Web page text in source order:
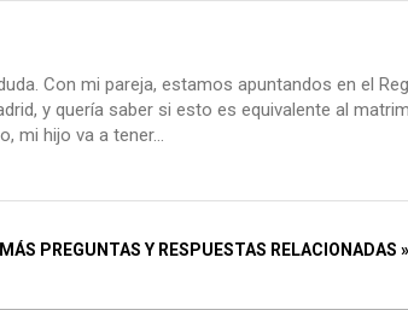
Con mi pareja, estamos apuntandos en el
y quería saber si esto es equivalente al
mi hijo va a tener...
PREGUNTAS Y RESPUESTAS RELACIONADAS »